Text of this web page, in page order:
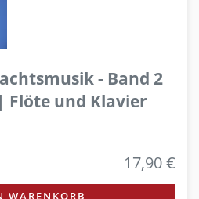
- Band 2
Flöte und Klavier
17,90 €